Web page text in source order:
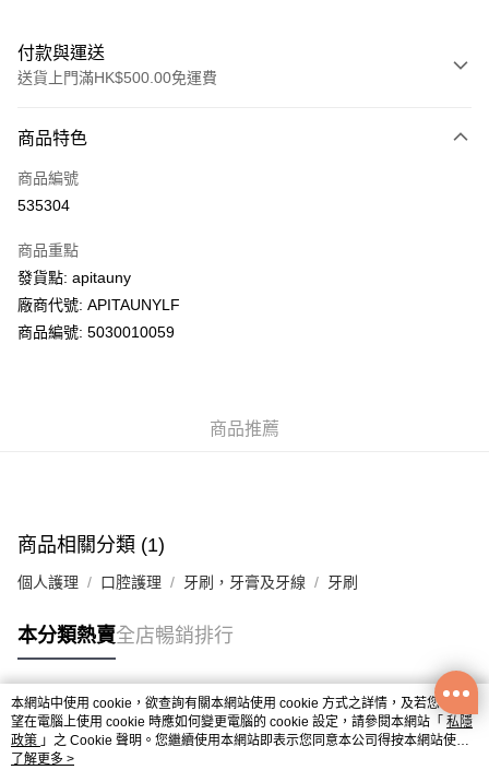
付款與運送
送貨上門滿HK$500.00免運費
信用卡
AlipayHK
WeChat Pay
送貨方式
每筆HK$50.00，滿HK$200.00或以上免運費
UNY 門市自取
商品特色
商品編號
535304
商品重點
發貨點: apitauny
廠商代號: APITAUNYLF
商品編號: 5030010059
商品推薦
商品相關分類 (1)
個人護理 口腔護理 牙刷，牙膏及牙線 牙刷
本分類熱賣全店暢銷排行
熱門標籤
熱銷排行
本網站中使用 cookie，欲查詢有關本網站使用 cookie 方式之詳情，及若您不希
望在電腦上使用 cookie 時應如何變更電腦的 cookie 設定，請參閱本網站「 私隱
政策 」之 Cookie 聲明。您繼續使用本網站即表示您同意本公司得按本網站使用
條款之 Cookie 聲明使用 cookie。
了解更多 >